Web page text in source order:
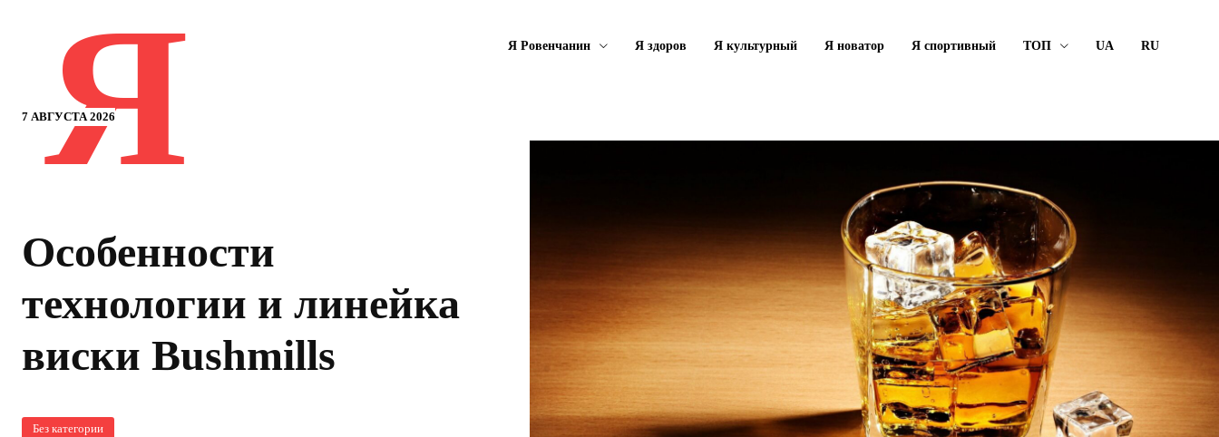
7 АВГУСТА 2026
Я Я Ровенчанин Я здоров Я культурный Я новатор Я спортивный ТОП UA RU
Особенности
технологии и линейка
виски Bushmills
Без категории